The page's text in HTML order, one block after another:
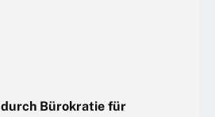
durch Bürokratie für